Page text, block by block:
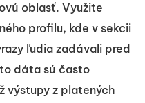
oblasť. Využite
profilu, kde v sekcii
ľudia zadávali pred
dáta sú často
výstupy z platených